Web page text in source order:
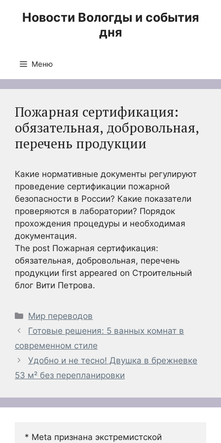
Новости Вологды и события
дня
Меню
Пожарная сертификация:
обязательная, добровольная,
перечень продукции
Какие нормативные документы регулируют
проведение сертификации пожарной
безопасности в России? Какие показатели
проверяются в лаборатории? Порядок
прохождения процедуры и необходимая
документация.
The post Пожарная сертификация:
обязательная, добровольная, перечень
продукции first appeared on Строительный
блог Вити Петрова.
Рубрики
Мир переводов
Готовые решения: 5 ванных комнат в
современном стиле
Удобно и не тесно! Двушка в брежневке
53 м² без перепланировки
* Meta признана экстремистской